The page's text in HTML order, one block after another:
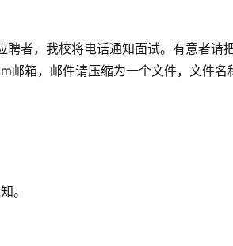
者，我校将电话通知面试。有意者请
箱，邮件请压缩为一个文件，文件名
。